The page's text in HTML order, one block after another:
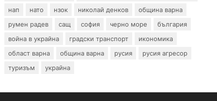
нап
нато нзок николай денков
община варна
румен радев
сащ софия черно море
българия
война в украйна
градски транспорт
икономика
област варна
община варна русия
русия агресор
туризъм
украйна